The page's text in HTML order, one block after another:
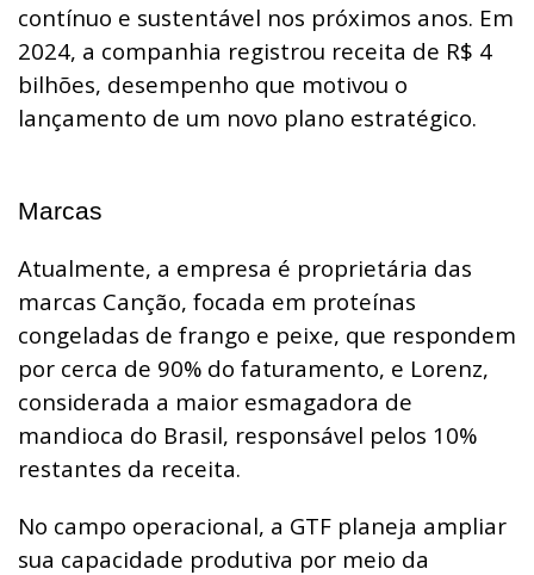
contínuo e sustentável nos próximos anos. Em
2024, a companhia registrou receita de R$ 4
bilhões, desempenho que motivou o
lançamento de um novo plano estratégico.
Marcas
Atualmente, a empresa é proprietária das
marcas Canção, focada em proteínas
congeladas de frango e peixe, que respondem
por cerca de 90% do faturamento, e Lorenz,
considerada a maior esmagadora de
mandioca do Brasil, responsável pelos 10%
restantes da receita.
No campo operacional, a GTF planeja ampliar
sua capacidade produtiva por meio da